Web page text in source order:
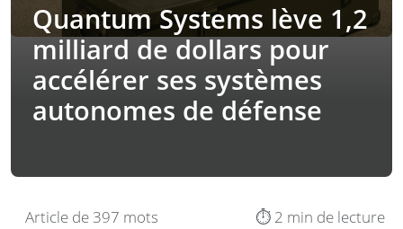
Quantum Systems lève 1,2
milliard de dollars pour
accélérer ses systèmes
autonomes de défense
Article de 397 mots ⏱️ 2 min de lecture